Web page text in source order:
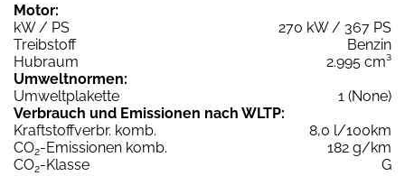
Motor:
kW / PS
270 kW / 367 PS
Treibstoff
Benzin
Hubraum
2.995 cm³
Umweltnormen:
Umweltplakette
1 (None)
Verbrauch und Emissionen nach WLTP:
Kraftstoffverbr. komb.
8,0 l/100km
CO2-Emissionen komb.
182 g/km
CO2-Klasse
G